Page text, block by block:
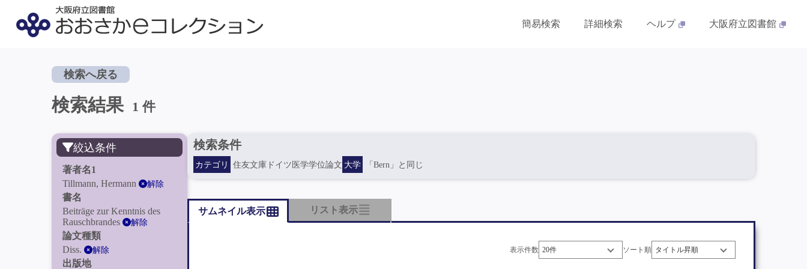
簡易検索 詳細検索 ヘルプ 大阪府立図書館
検索へ戻る
検索結果 1 件
絞込条件
著者名1
Tillmann, Hermann
解除
書名
Beiträge zur Kenntnis des
Rauschbrandes
解除
論文種類
Diss.
解除
出版地
検索条件
カテゴリ 住友文庫ドイツ医学学位論文 大学 「Bern」と同じ
サムネイル表示 リスト表示
表示件数 ソート順